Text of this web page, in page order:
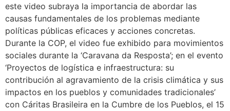
este video subraya la importancia de abordar las
causas fundamentales de los problemas mediante
políticas públicas eficaces y acciones concretas.
Durante la COP, el video fue exhibido para movimientos
sociales durante la ‘Caravana da Resposta’; en el evento
‘Proyectos de logística e infraestructura: su
contribución al agravamiento de la crisis climática y sus
impactos en los pueblos y comunidades tradicionales’
con Cáritas Brasileira en la Cumbre de los Pueblos, el 15